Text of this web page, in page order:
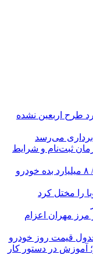
طرح اربعین نشده
می‌رسد
ثبت‌نام و شرایط
کاسبی خارج‌نشین‌ها با سهمیه اقامت / ۸ میلیارد بده خودرو
را مختل کرد
مرز مهران اعزام
قیمت روز خودرو
آموزش در دستور کار